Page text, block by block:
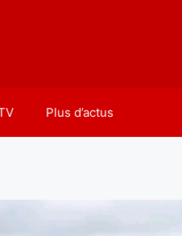
Plus d’actus